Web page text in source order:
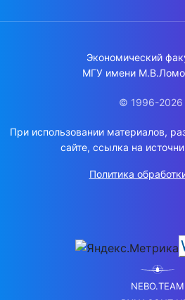
Экономический
МГУ имени
© 1996-2026
При использовании материалов,
сайте, ссылка на
Политика
NEBO.TEAM